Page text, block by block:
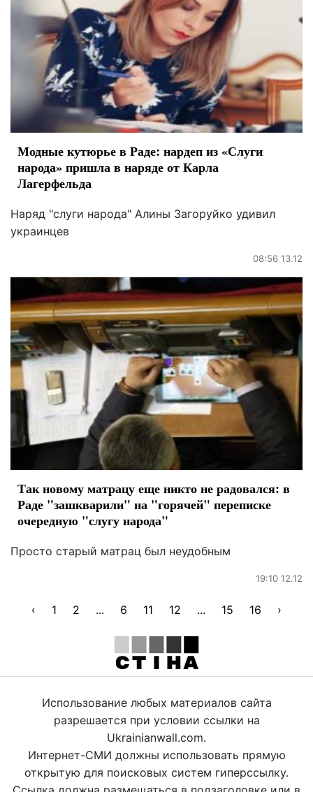
Модные кутюрье в Раде: нардеп из «Слуги
народа» пришла в наряде от Карла
Лагерфельда
Наряд "слуги народа" Алины Загоруйко удивил
украинцев
08:56 13.12
Так новому матрацу еще никто не радовался: в
Раде "зашкварили" на "горячей" переписке
очередную "слугу народа"
Просто старый матрац был неудобным
19:10 12.12
‹ 1 2 ... 6 11 12 ... 15 16 ›
Использование любых материалов сайта
разрешается при условии ссылки на
Ukrainianwall.com.
Интернет-СМИ должны использовать прямую
открытую для поисковых систем гиперссылку.